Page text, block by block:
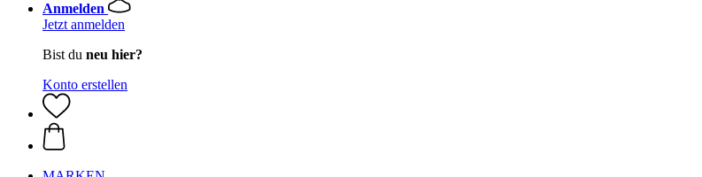
Anmelden
Jetzt anmelden
Bist du neu hier?
Konto erstellen